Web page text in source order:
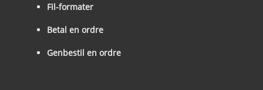
Fil-formater
Betal en ordre
Genbestil en ordre